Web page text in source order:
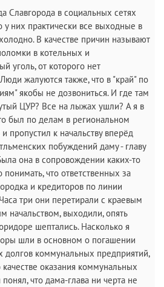
Славгорода в социальных сетях
у них практически все выходные в
В качестве причин называют
в котельных и
уголь, от которого нет
жалуются также, что в "край" по
якобы не дозвониться. И где там
ЦУР? Все на лыжах ушли? А я в
был по делам в региональном
пропустил к начальству вперёд
побуждений даму - главу
она в сопровождении каких-то
что ответственных за
и кредиторов по линии
три они перетирали с краевым
начальством, выходили, опять
шептались. Насколько я
шли в основном о погашении
долгов коммунальных предприятий,
оказания коммунальных
понял, что дама-глава ни черта не